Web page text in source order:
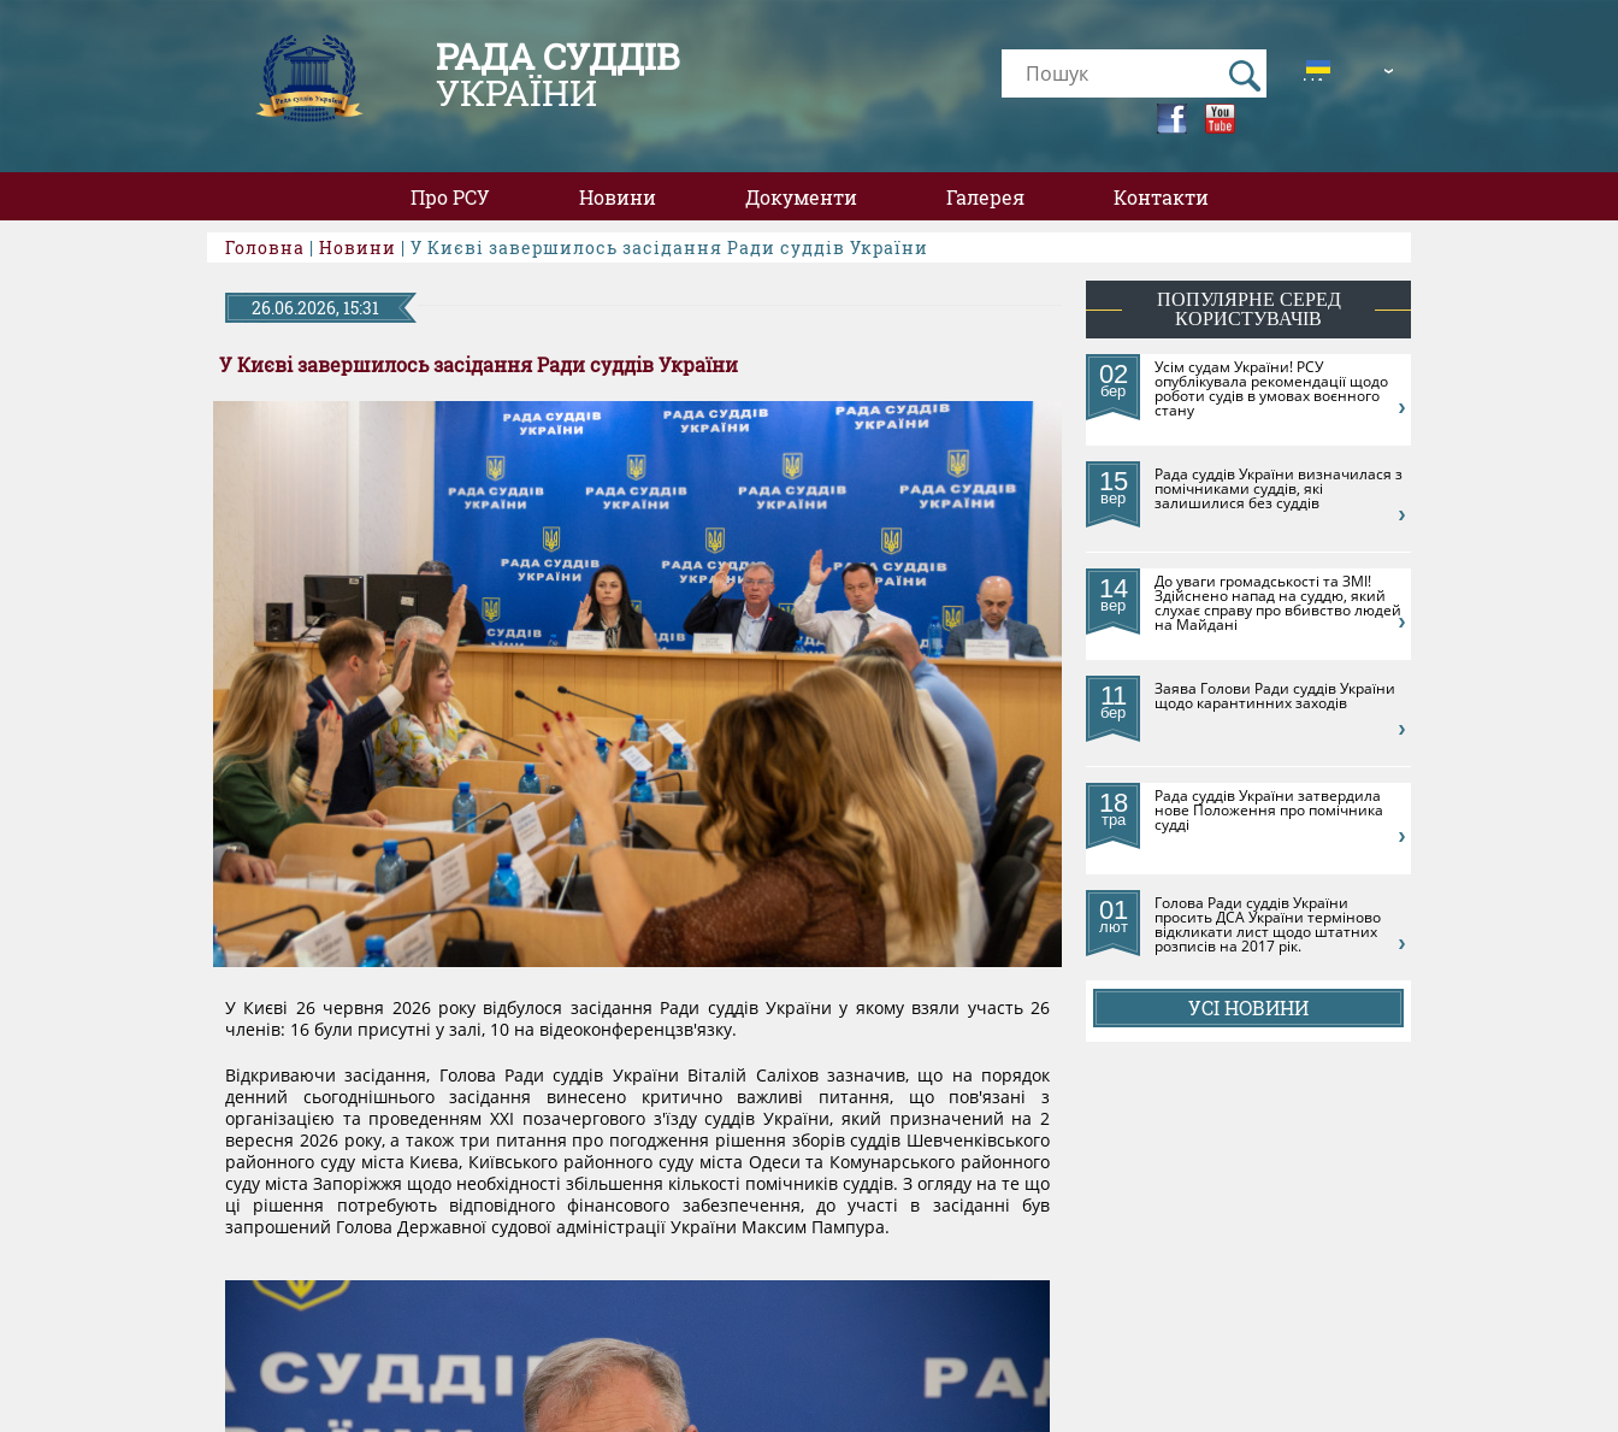
РАДА СУДДІВ
УКРАЇНИ
UA
Про РСУ Новини Документи Галерея Контакти
Головна | Новини | У Києві завершилось засідання Ради суддів України
26.06.2026, 15:31
У Києві завершилось засідання Ради суддів України
У Києві 26 червня 2026 року відбулося засідання Ради суддів України у якому взяли участь 26
членів: 16 були присутні у залі, 10 на відеоконференцзв'язку.
Відкриваючи засідання, Голова Ради суддів України Віталій Саліхов зазначив, що на порядок
денний сьогоднішнього засідання винесено критично важливі питання, що пов'язані з
організацією та проведенням ХХІ позачергового з'їзду суддів України, який призначений на 2
вересня 2026 року, а також три питання про погодження рішення зборів суддів Шевченківського
районного суду міста Києва, Київського районного суду міста Одеси та Комунарського районного
суду міста Запоріжжя щодо необхідності збільшення кількості помічників суддів. З огляду на те що
ці рішення потребують відповідного фінансового забезпечення, до участі в засіданні був
запрошений Голова Державної судової адміністрації України Максим Пампура.
ПОПУЛЯРНЕ СЕРЕД
КОРИСТУВАЧІВ
02
бер
​Усім судам України! РСУ
опублікувала рекомендації щодо
роботи судів в умовах воєнного
стану
15
вер
Рада суддів України визначилася з
помічниками суддів, які
залишилися без суддів
14
вер
До уваги громадськості та ЗМІ!
Здійснено напад на суддю, який
слухає справу про вбивство людей
на Майдані
11
бер
​Заява Голови Ради суддів України
щодо карантинних заходів
18
тра
Рада суддів України затвердила
нове Положення про помічника
судді
01
лют
Голова Ради суддів України
просить ДСА України терміново
відкликати лист щодо штатних
розписів на 2017 рік.
УСІ НОВИНИ